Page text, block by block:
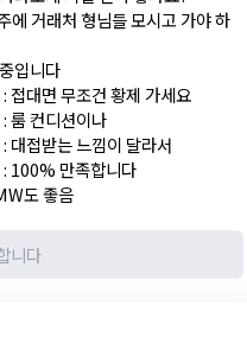
에 거래처 형님들 모시고 가야 하
입니다
: 접대면 무조건 황제 가세요
:룸 컨디션이나
: 대접받는 느낌이 달라서
: 100% 만족합니다
도 좋음